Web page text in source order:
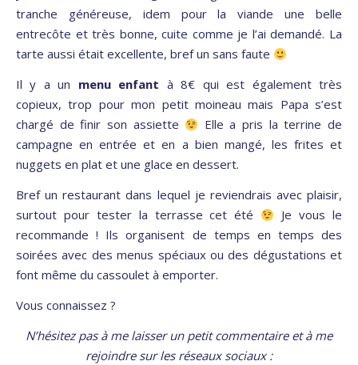
tranche généreuse, idem pour la viande une belle
entrecôte et très bonne, cuite comme je l’ai demandé. La
tarte aussi était excellente, bref un sans faute
Il y a un menu enfant à 8€ qui est également très
copieux, trop pour mon petit moineau mais Papa s’est
chargé de finir son assiette
Elle a pris la terrine de
campagne en entrée et en a bien mangé, les frites et
nuggets en plat et une glace en dessert.
Bref un restaurant dans lequel je reviendrais avec plaisir,
surtout pour tester la terrasse cet été
Je vous le
recommande ! Ils organisent de temps en temps des
soirées avec des menus spéciaux ou des dégustations et
font même du cassoulet à emporter.
Vous connaissez ?
N’hésitez pas à me laisser un petit commentaire et à me
rejoindre sur les réseaux sociaux :